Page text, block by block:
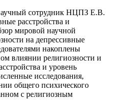
сотрудник НЦПЗ Е.В.
расстройства и
мировой научной
на депрессивные
накоплены
влиянии религиозности и
и уровень
исследования,
общего психического
с религиозным